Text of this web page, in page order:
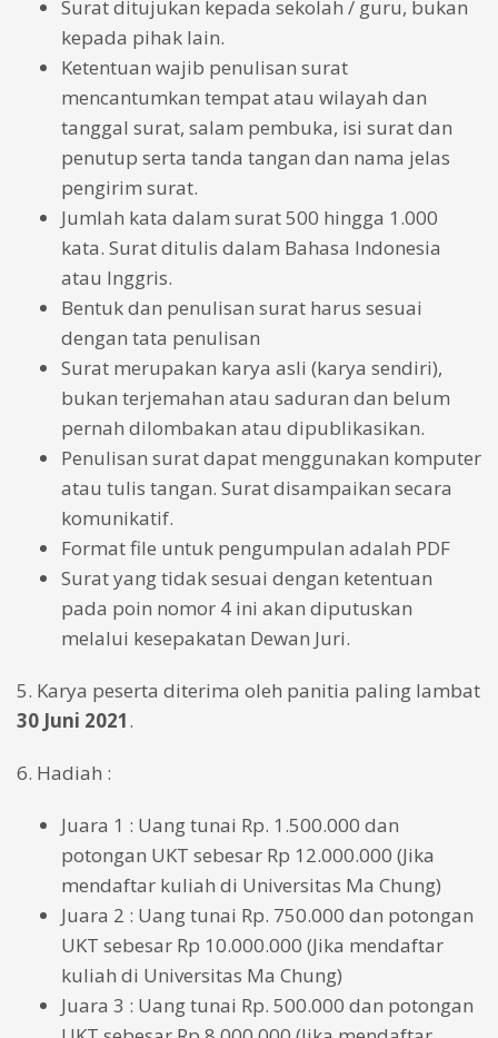
Surat ditujukan kepada sekolah / guru, bukan
kepada pihak lain.
Ketentuan wajib penulisan surat
mencantumkan tempat atau wilayah dan
tanggal surat, salam pembuka, isi surat dan
penutup serta tanda tangan dan nama jelas
pengirim surat.
Jumlah kata dalam surat 500 hingga 1.000
kata. Surat ditulis dalam Bahasa Indonesia
atau Inggris.
Bentuk dan penulisan surat harus sesuai
dengan tata penulisan
Surat merupakan karya asli (karya sendiri),
bukan terjemahan atau saduran dan belum
pernah dilombakan atau dipublikasikan.
Penulisan surat dapat menggunakan komputer
atau tulis tangan. Surat disampaikan secara
komunikatif.
Format file untuk pengumpulan adalah PDF
Surat yang tidak sesuai dengan ketentuan
pada poin nomor 4 ini akan diputuskan
melalui kesepakatan Dewan Juri.
5. Karya peserta diterima oleh panitia paling lambat
30 Juni 2021.
6. Hadiah :
Juara 1 : Uang tunai Rp. 1.500.000 dan
potongan UKT sebesar Rp 12.000.000 (Jika
mendaftar kuliah di Universitas Ma Chung)
Juara 2 : Uang tunai Rp. 750.000 dan potongan
UKT sebesar Rp 10.000.000 (Jika mendaftar
kuliah di Universitas Ma Chung)
Juara 3 : Uang tunai Rp. 500.000 dan potongan